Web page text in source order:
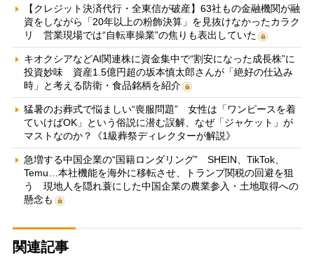
【クレジット決済代行・全東信が破産】63社もの金融機関が融
資をしながら「20年以上の粉飾決算」を見抜けなかったカラク
リ 営業現場では“自転車操業”の焦りも表出していた
キオクシアなどAI関連株に資金集中で“割安になった成長株”に
投資妙味 資産1.5億円超の坂本慎太郎さんが「絶好の仕込み
時」と考える防衛・食品銘柄を紹介
猛暑のお葬式で悩ましい“喪服問題” 女性は「ワンピースを着
ていけばOK」という俗説に潜む誤解、なぜ「ジャケット」が
マストなのか？《1級葬祭ディレクターが解説》
急増する中国企業の“国籍ロンダリング” SHEIN、TikTok、
Temu…本社機能を海外に移転させ、トランプ関税の回避を狙
う 現地人を隠れ蓑にした中国企業の農業参入・土地取得への
懸念も
関連記事